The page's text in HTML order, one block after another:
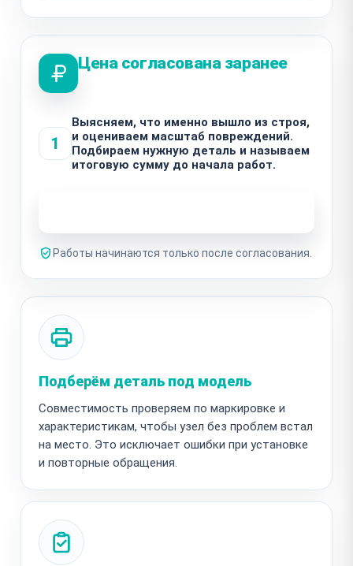
Цена согласована заранее
1
Выясняем, что именно вышло из строя,
и оцениваем масштаб повреждений.
Подбираем нужную деталь и называем
итоговую сумму до начала работ.
Работы начинаются только после согласования.
Подберём деталь под модель
Совместимость проверяем по маркировке и
характеристикам, чтобы узел без проблем встал
на место. Это исключает ошибки при установке
и повторные обращения.